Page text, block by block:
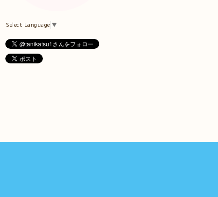
Select Language ▼